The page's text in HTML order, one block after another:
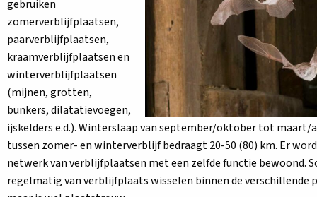
gebruiken
zomerverblijfplaatsen,
paarverblijfplaatsen,
kraamverblijfplaatsen en
winterverblijfplaatsen
(mijnen, grotten,
bunkers, dilatatievoegen,
ijskelders e.d.). Winterslaap van september/oktober tot maart/
tussen zomer- en winterverblijf bedraagt 20-50 (80) km. Er
netwerk van verblijfplaatsen met een zelfde functie bewoond.
regelmatig van verblijfplaats wisselen binnen de verschillende